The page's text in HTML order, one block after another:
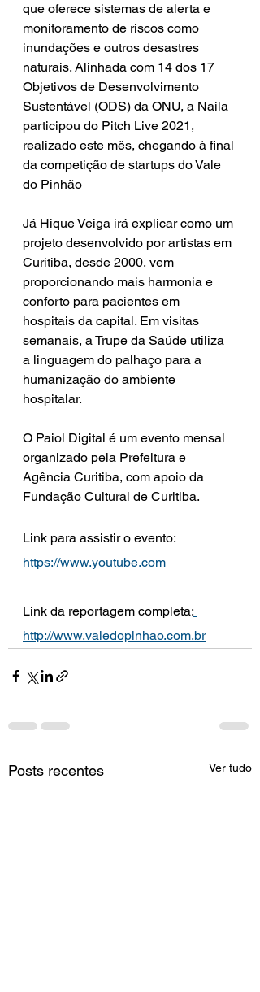
que oferece sistemas de alerta e
monitoramento de riscos como
inundações e outros desastres
naturais. Alinhada com 14 dos 17
Objetivos de Desenvolvimento
Sustentável (ODS) da ONU, a Naila
participou do Pitch Live 2021,
realizado este mês, chegando à final
da competição de startups do Vale
do Pinhão
Já Hique Veiga irá explicar como um
projeto desenvolvido por artistas em
Curitiba, desde 2000, vem
proporcionando mais harmonia e
conforto para pacientes em
hospitais da capital. Em visitas
semanais, a Trupe da Saúde utiliza
a linguagem do palhaço para a
humanização do ambiente
hospitalar.
O Paiol Digital é um evento mensal
organizado pela Prefeitura e
Agência Curitiba, com apoio da
Fundação Cultural de Curitiba.
Link para assistir o evento:
https://www.youtube.com
Link da reportagem completa:
http://www.valedopinhao.com.br
Posts recentes Ver tudo